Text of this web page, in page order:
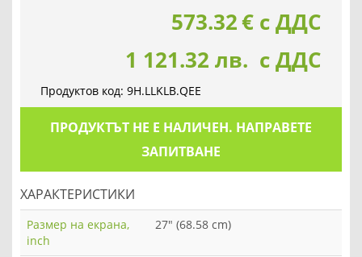
573.32€ с ДДС
1 121.32 лв. с ДДС
Продуктов код: 9H.LLKLB.QEE
ПРОДУКТЪТ НЕ Е НАЛИЧЕН. НАПРАВЕТЕ
ЗАПИТВАНЕ
ХАРАКТЕРИСТИКИ
Размер на екрана,
inch
27" (68.58 cm)